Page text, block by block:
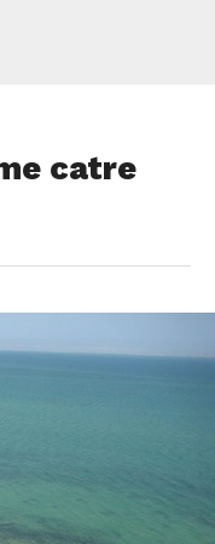
catre